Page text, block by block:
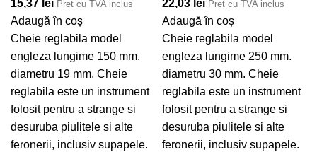
15,37 lei Pret cu TVA inclus
Adaugă în coș
Cheie reglabila model
engleza lungime 150 mm.
diametru 19 mm. Cheie
reglabila este un instrument
folosit pentru a strange si
desuruba piulitele si alte
feronerii, inclusiv supapele.
22,03 lei Pret cu TVA inclus
Adaugă în coș
Cheie reglabila model
engleza lungime 250 mm.
diametru 30 mm. Cheie
reglabila este un instrument
folosit pentru a strange si
desuruba piulitele si alte
feronerii, inclusiv supapele.